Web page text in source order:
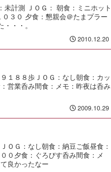
計測 ＪＯＧ： 朝食：ミニホット
３０ 夕食：懇親会＠たまプラー
・・。
2010.12.20
１８８歩ＪＯＧ：なし朝食：カッ
営業呑み間食：メモ：昨夜は呑み
2009.10.29
ＯＧ：なし朝食：納豆ご飯昼食：
０夕食：ぐろびす呑み間食：メ
良かったなー